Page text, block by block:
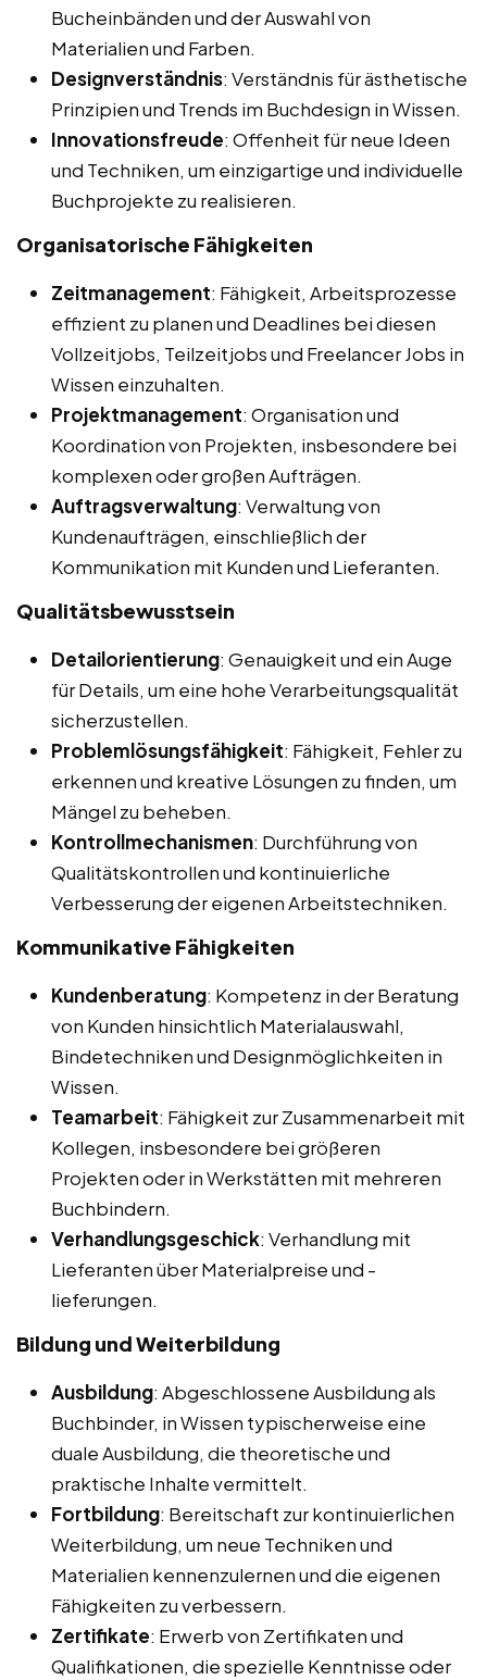
Bucheinbänden und der Auswahl von
Materialien und Farben.
Designverständnis: Verständnis für ästhetische
Prinzipien und Trends im Buchdesign in Wissen.
Innovationsfreude: Offenheit für neue Ideen
und Techniken, um einzigartige und individuelle
Buchprojekte zu realisieren.
Organisatorische Fähigkeiten
Zeitmanagement: Fähigkeit, Arbeitsprozesse
effizient zu planen und Deadlines bei diesen
Vollzeitjobs, Teilzeitjobs und Freelancer Jobs in
Wissen einzuhalten.
Projektmanagement: Organisation und
Koordination von Projekten, insbesondere bei
komplexen oder großen Aufträgen.
Auftragsverwaltung: Verwaltung von
Kundenaufträgen, einschließlich der
Kommunikation mit Kunden und Lieferanten.
Qualitätsbewusstsein
Detailorientierung: Genauigkeit und ein Auge
für Details, um eine hohe Verarbeitungsqualität
sicherzustellen.
Problemlösungsfähigkeit: Fähigkeit, Fehler zu
erkennen und kreative Lösungen zu finden, um
Mängel zu beheben.
Kontrollmechanismen: Durchführung von
Qualitätskontrollen und kontinuierliche
Verbesserung der eigenen Arbeitstechniken.
Kommunikative Fähigkeiten
Kundenberatung: Kompetenz in der Beratung
von Kunden hinsichtlich Materialauswahl,
Bindetechniken und Designmöglichkeiten in
Wissen.
Teamarbeit: Fähigkeit zur Zusammenarbeit mit
Kollegen, insbesondere bei größeren
Projekten oder in Werkstätten mit mehreren
Buchbindern.
Verhandlungsgeschick: Verhandlung mit
Lieferanten über Materialpreise und -
lieferungen.
Bildung und Weiterbildung
Ausbildung: Abgeschlossene Ausbildung als
Buchbinder, in Wissen typischerweise eine
duale Ausbildung, die theoretische und
praktische Inhalte vermittelt.
Fortbildung: Bereitschaft zur kontinuierlichen
Weiterbildung, um neue Techniken und
Materialien kennenzulernen und die eigenen
Fähigkeiten zu verbessern.
Zertifikate: Erwerb von Zertifikaten und
Qualifikationen, die spezielle Kenntnisse oder